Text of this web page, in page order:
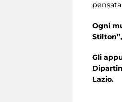
Ogni
Gli
Lazio.